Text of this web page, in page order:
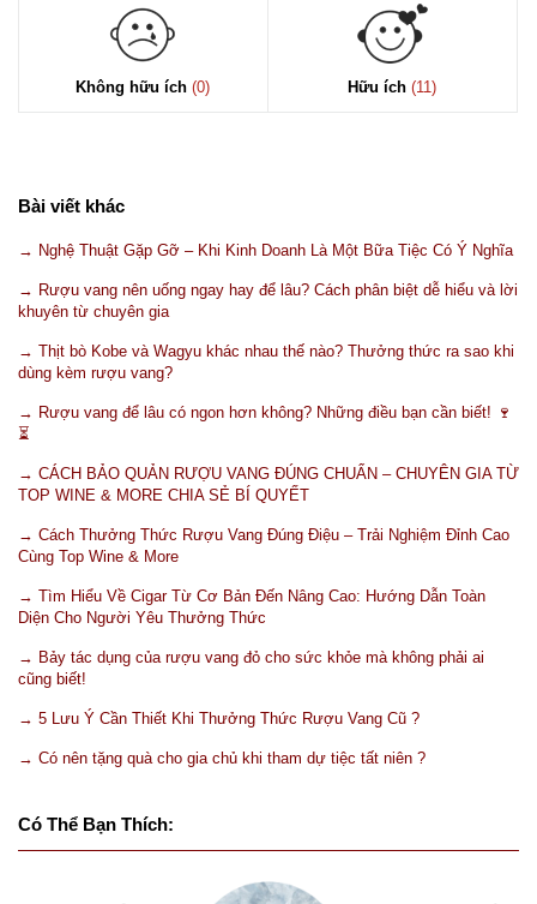
Không hữu ích (0) Hữu ích (11)
Bài viết khác
→ Nghệ Thuật Gặp Gỡ – Khi Kinh Doanh Là Một Bữa Tiệc Có Ý Nghĩa
→ Rượu vang nên uống ngay hay để lâu? Cách phân biệt dễ hiểu và lời
khuyên từ chuyên gia
→ Thịt bò Kobe và Wagyu khác nhau thế nào? Thưởng thức ra sao khi
dùng kèm rượu vang?
→ Rượu vang để lâu có ngon hơn không? Những điều bạn cần biết! 🍷
⏳
→ CÁCH BẢO QUẢN RƯỢU VANG ĐÚNG CHUẨN – CHUYÊN GIA TỪ
TOP WINE & MORE CHIA SẺ BÍ QUYẾT
→ Cách Thưởng Thức Rượu Vang Đúng Điệu – Trải Nghiệm Đỉnh Cao
Cùng Top Wine & More
→ Tìm Hiểu Về Cigar Từ Cơ Bản Đến Nâng Cao: Hướng Dẫn Toàn
Diện Cho Người Yêu Thưởng Thức
→ Bảy tác dụng của rượu vang đỏ cho sức khỏe mà không phải ai
cũng biết!
→ 5 Lưu Ý Cần Thiết Khi Thưởng Thức Rượu Vang Cũ ?
→ Có nên tặng quà cho gia chủ khi tham dự tiệc tất niên ?
Có Thể Bạn Thích: